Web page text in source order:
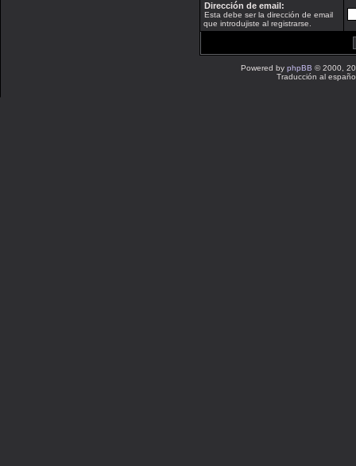
Dirección de email:
Esta debe ser la dirección de email
que introdujiste al registrarse.
Powered by phpBB © 2000,
Traducción al